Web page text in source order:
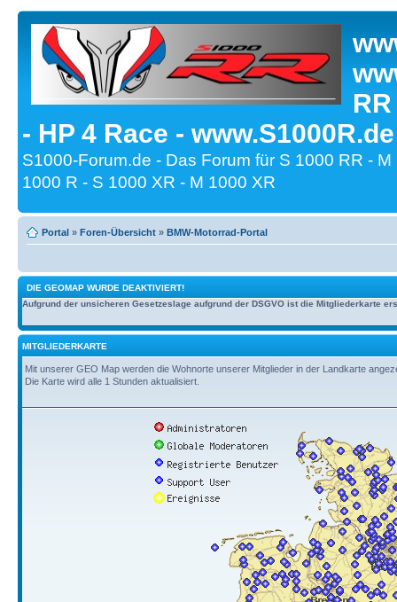
- HP 4 Race -
S1000-Forum.de - Das Forum für S 1000 RR -
1000 R - S 1000 XR - M 1000 XR
Portal » Foren-Übersicht » BMW-Motorrad-Portal
DIE GEOMAP WURDE DEAKTIVIERT!
Aufgrund der unsicheren Gesetzeslage aufgrund der DSGVO ist die Mitgliederkarte
MITGLIEDERKARTE
Mit unserer GEO Map werden die Wohnorte unserer Mitglieder in der Landkarte
Die Karte wird alle 1 Stunden aktualisiert.